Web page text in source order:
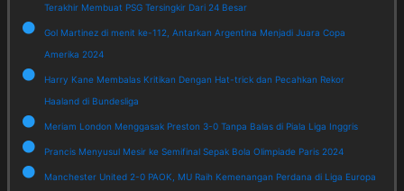
Terakhir Membuat PSG Tersingkir Dari 24 Besar
Gol Martinez di menit ke-112, Antarkan Argentina Menjadi Juara Copa
Amerika 2024
Harry Kane Membalas Kritikan Dengan Hat-trick dan Pecahkan Rekor
Haaland di Bundesliga
Meriam London Menggasak Preston 3-0 Tanpa Balas di Piala Liga Inggris
Prancis Menyusul Mesir ke Semifinal Sepak Bola Olimpiade Paris 2024
Manchester United 2-0 PAOK, MU Raih Kemenangan Perdana di Liga Europa